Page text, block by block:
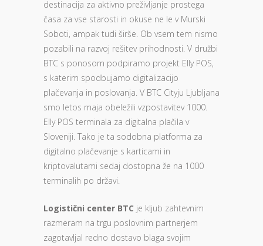
destinacija za aktivno preživljanje prostega
časa za vse starosti in okuse ne le v Murski
Soboti, ampak tudi širše. Ob vsem tem nismo
pozabili na razvoj rešitev prihodnosti. V družbi
BTC s ponosom podpiramo projekt Elly POS,
s katerim spodbujamo digitalizacijo
plačevanja in poslovanja. V BTC Cityju Ljubljana
smo letos maja obeležili vzpostavitev 1000.
Elly POS terminala za digitalna plačila v
Sloveniji. Tako je ta sodobna platforma za
digitalno plačevanje s karticami in
kriptovalutami sedaj dostopna že na 1000
terminalih po državi.
Logistični center BTC je kljub zahtevnim
razmeram na trgu poslovnim partnerjem
zagotavljal redno dostavo blaga svojim